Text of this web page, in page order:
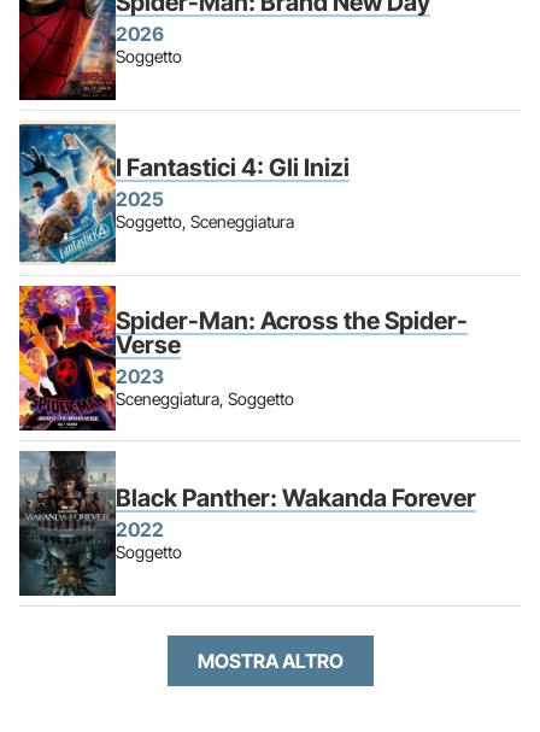
2026
Soggetto
I Fantastici 4: Gli Inizi
2025
Soggetto, Sceneggiatura
Spider-Man: Across the Spider-
Verse
2023
Sceneggiatura, Soggetto
Black Panther: Wakanda Forever
2022
Soggetto
MOSTRA ALTRO